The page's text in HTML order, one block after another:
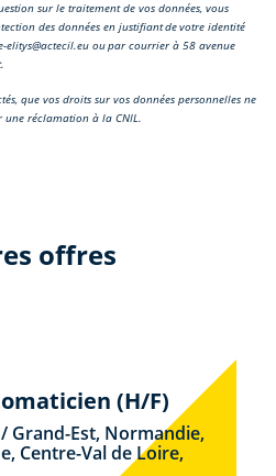
sur le traitement de vos données, vous
des données en justifiant de votre identité
elitys@actecil.eu ou par courrier à 58 avenue
que vos droits sur vos données personnelles ne
une réclamation à la CNIL.
offres
(H/F)
Grand-Est, Normandie,
Centre-Val de Loire,